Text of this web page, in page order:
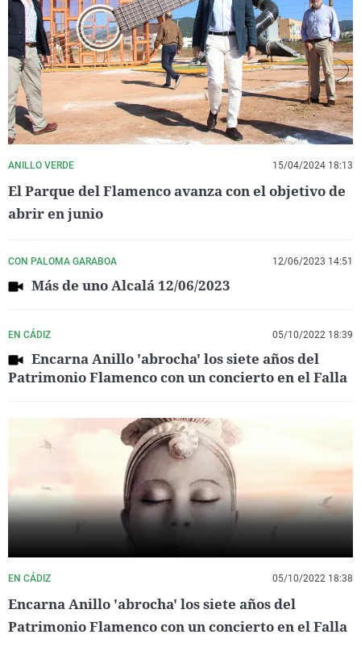
ANILLO VERDE 15/04/2024 18:13
El Parque del Flamenco avanza con el objetivo de
abrir en junio
CON PALOMA GARABOA 12/06/2023 14:51
Más de uno Alcalá 12/06/2023
EN CÁDIZ 05/10/2022 18:39
Encarna Anillo 'abrocha' los siete años del
Patrimonio Flamenco con un concierto en el Falla
EN CÁDIZ 05/10/2022 18:38
Encarna Anillo 'abrocha' los siete años del
Patrimonio Flamenco con un concierto en el Falla